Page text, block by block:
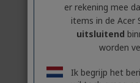
er rekening mee
items in de Acer
uitsluitend
worden
Ik begrijp het